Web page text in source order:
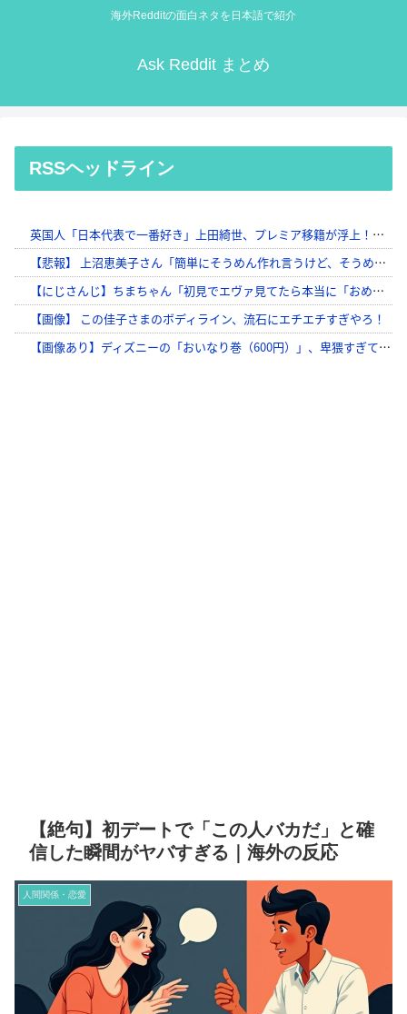
海外Redditの面白ネタを日本語で紹介
Ask Reddit まとめ
RSSヘッドライン
【絶句】初デートで「この人バカだ」と確
信した瞬間がヤバすぎる｜海外の反応
人間関係・恋愛